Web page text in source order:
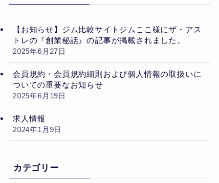
【お知らせ】ジム比較サイトジムここ様にザ・アス
トレの『創業秘話』の記事が掲載されました。
2025年6月27日
会員規約・会員規約細則および個人情報の取扱いに
ついての重要なお知らせ
2025年6月19日
求人情報
2024年1月9日
カテゴリー